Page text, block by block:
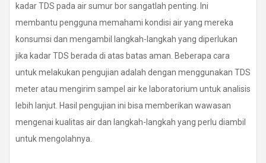
kadar TDS pada air sumur bor sangatlah penting. Ini
membantu pengguna memahami kondisi air yang mereka
konsumsi dan mengambil langkah-langkah yang diperlukan
jika kadar TDS berada di atas batas aman. Beberapa cara
untuk melakukan pengujian adalah dengan menggunakan TDS
meter atau mengirim sampel air ke laboratorium untuk analisis
lebih lanjut. Hasil pengujian ini bisa memberikan wawasan
mengenai kualitas air dan langkah-langkah yang perlu diambil
untuk mengolahnya.